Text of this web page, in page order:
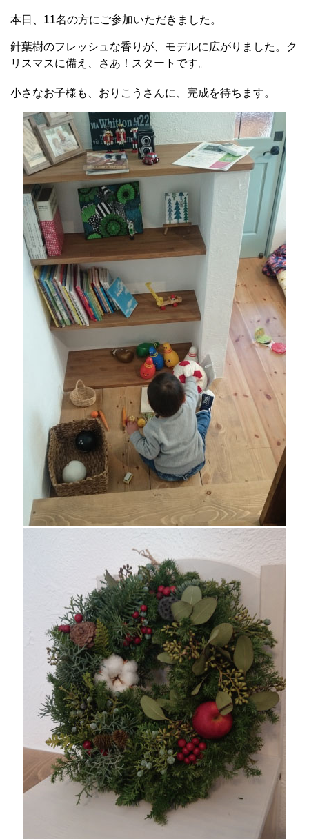
本日、11名の方にご参加いただきました。
針葉樹のフレッシュな香りが、モデルに広がりました。ク
リスマスに備え、さあ！スタートです。
小さなお子様も、おりこうさんに、完成を待ちます。